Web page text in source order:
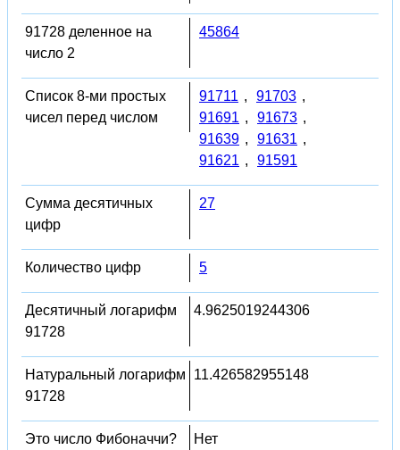
91728 деленное на
число 2
45864
Список 8-ми простых
чисел перед числом
91711 , 91703 ,
91691 , 91673 ,
91639 , 91631 ,
91621 , 91591
Сумма десятичных
цифр
27
Количество цифр 5
Десятичный логарифм
91728
4.9625019244306
Натуральный логарифм
91728
11.426582955148
Это число Фибоначчи? Нет